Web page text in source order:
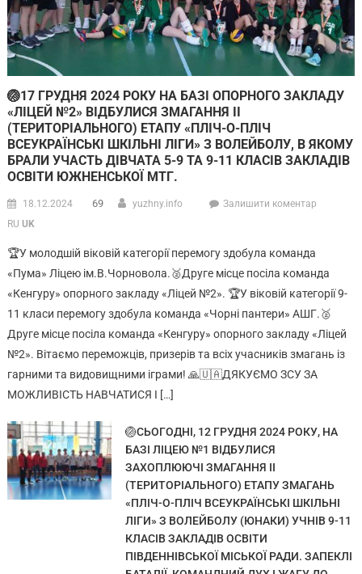
🏐17 ГРУДНЯ 2024 РОКУ НА БАЗІ ОПОРНОГО ЗАКЛАДУ
«ЛІЦЕЙ №2» ВІДБУЛИСЯ ЗМАГАННЯ ІІ
(ТЕРИТОРІАЛЬНОГО) ЕТАПУ «ПЛІЧ-О-ПЛІЧ
ВСЕУКРАЇНСЬКІ ШКІЛЬНІ ЛІГИ» З ВОЛЕЙБОЛУ, В ЯКОМУ
БРАЛИ УЧАСТЬ ДІВЧАТА 5-9 ТА 9-11 КЛАСІВ ЗАКЛАДІВ
ОСВІТИ ЮЖНЕНСЬКОЇ МТГ.
18.12.2024 69 yuzhny.info
Залишити коментар
RU UK
🏆У молодшій віковій категорії перемогу здобула команда
«Пума» Ліцею ім.В.Чорновола.🥈Друге місце посіла команда
«Кенгуру» опорного закладу «Ліцей №2». 🏆У віковій категорії 9-
11 класи перемогу здобула команда «Чорні пантери» АШГ.🥈
Друге місце посіла команда «Кенгуру» опорного закладу «Ліцей
№2». Вітаємо переможців, призерів та всіх учасників змагань із
гарними та видовищними іграми! 🙏🇺🇦ДЯКУЄМО ЗСУ ЗА
МОЖЛИВІСТЬ НАВЧАТИСЯ І […]
🏐СЬОГОДНІ, 12 ГРУДНЯ 2024 РОКУ, НА
БАЗІ ЛІЦЕЮ №1 ВІДБУЛИСЯ
ЗАХОПЛЮЮЧІ ЗМАГАННЯ ІІ
(ТЕРИТОРІАЛЬНОГО) ЕТАПУ ЗМАГАНЬ
«ПЛІЧ-О-ПЛІЧ ВСЕУКРАЇНСЬКІ ШКІЛЬНІ
ЛІГИ» З ВОЛЕЙБОЛУ (ЮНАКИ) УЧНІВ 9-11
КЛАСІВ ЗАКЛАДІВ ОСВІТИ
ПІВДЕННІВСЬКОЇ МІСЬКОЇ РАДИ. ЗАПЕКЛІ